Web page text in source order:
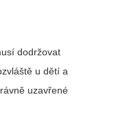
dodržovat
u dětí a
uzavřené